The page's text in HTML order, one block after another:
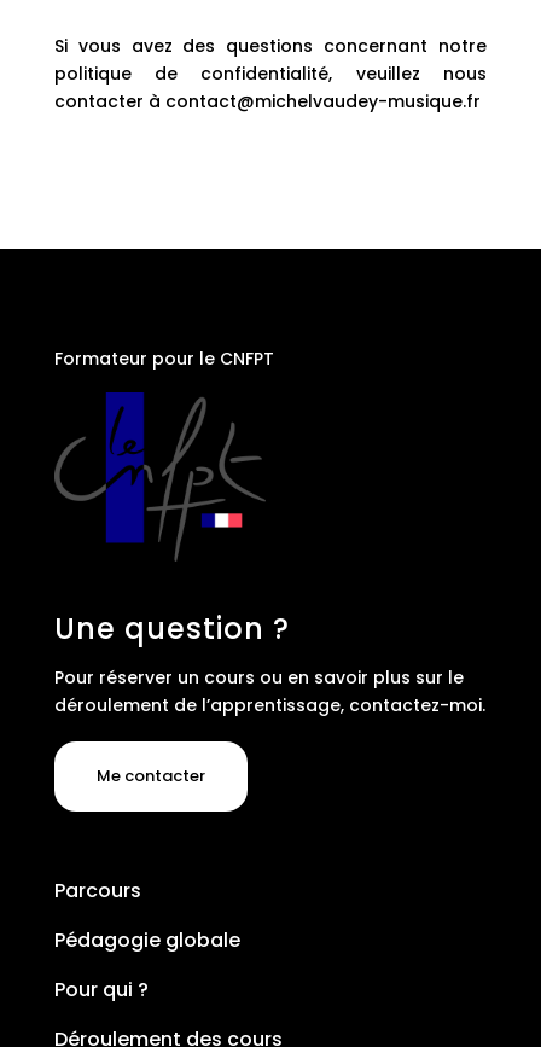
Si vous avez des questions concernant notre
politique de confidentialité, veuillez nous
contacter à contact@michelvaudey-musique.fr
Formateur pour le CNFPT
Une question ?
Pour réserver un cours ou en savoir plus sur le
déroulement de l’apprentissage, contactez-moi.
Me contacter
Parcours
Pédagogie globale
Pour qui ?
Déroulement des cours